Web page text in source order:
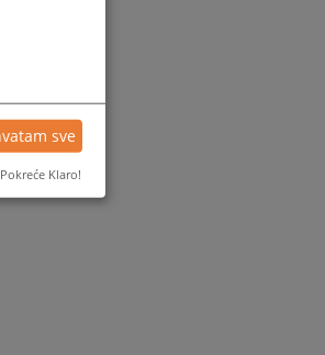
sve
Pokreće Klaro!